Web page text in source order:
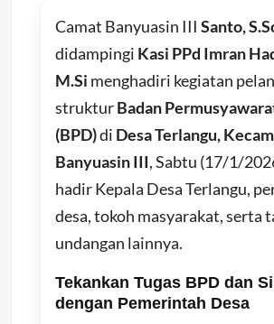
Camat Banyuasin III Santo,
didampingi Kasi PPd Imran
M.Si menghadiri kegiatan
strukturBadan
(BPD)di Desa Terlangu,
Banyuasin III, Sabtu (17/1/
hadir Kepala Desa Terlangu,
desa, tokoh masyarakat, serta
undangan lainnya.
Tekankan Tugas BPD dan
dengan Pemerintah Desa